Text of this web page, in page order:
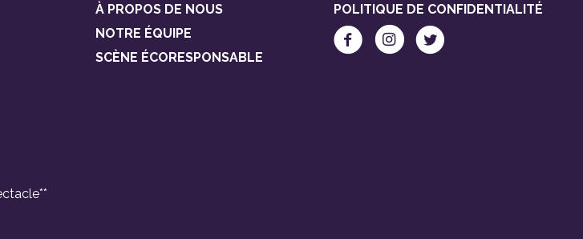
À PROPOS DE NOUS
NOTRE ÉQUIPE
SCÈNE ÉCORESPONSABLE
POLITIQUE DE CONFIDENTIALITÉ